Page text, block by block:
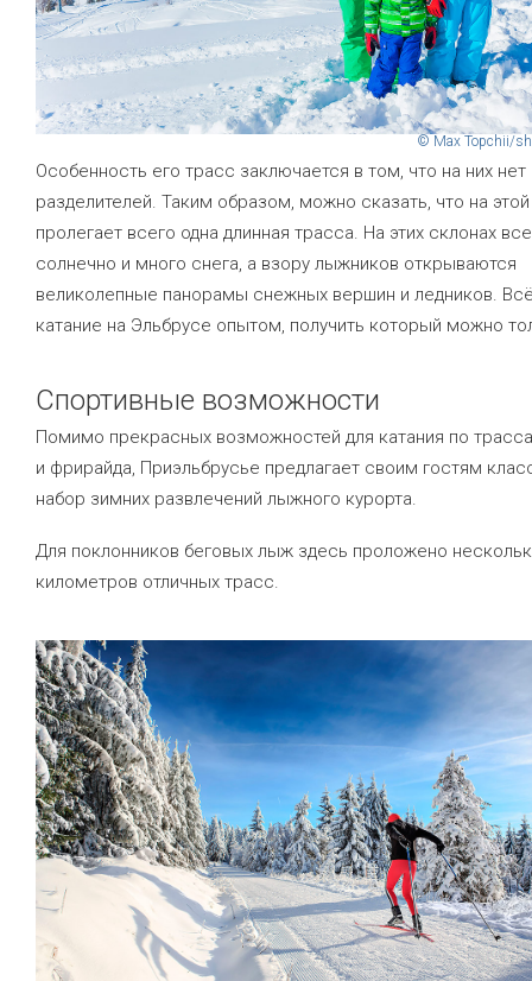
© Max Topchii/
Особенность его трасс заключается в том, что на них нет
разделителей. Таким образом, можно сказать, что на
пролегает всего одна длинная трасса. На этих склонах
солнечно и много снега, а взору лыжников открываются
великолепные панорамы снежных вершин и ледников.
катание на Эльбрусе опытом, получить который можно
Спортивные возможности
Помимо прекрасных возможностей для катания по
и фрирайда, Приэльбрусье предлагает своим гостям
набор зимних развлечений лыжного курорта.
Для поклонников беговых лыж здесь проложено
километров отличных трасс.